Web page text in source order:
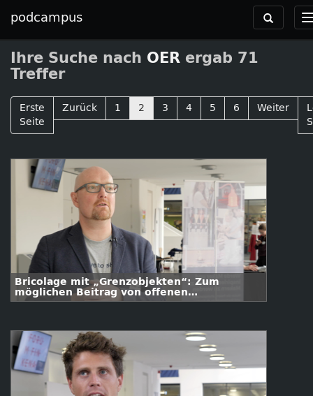
podcampus
Toggle
navigation
Ihre Suche nach OER ergab 71
Treffer
Erste
Seite
Zurück 1 2 3 4 5 6 Weiter
Bricolage mit „Grenzobjekten“: Zum
möglichen Beitrag von offenen
Bildungsressourcen und offenem Design für